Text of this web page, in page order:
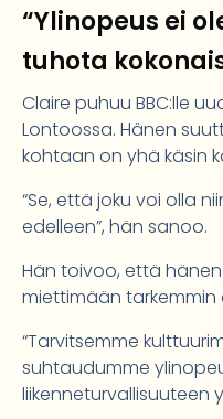
“Ylinopeus ei
tuhota
Claire puhuu BBC:lle
Lontoossa. Hänen
kohtaan on yhä käsin
“Se, että joku voi olla
edelleen”, hän sanoo.
Hän toivoo, että
miettimään
“Tarvitsemme
suhtaudumme
liikenneturvallisuuteen